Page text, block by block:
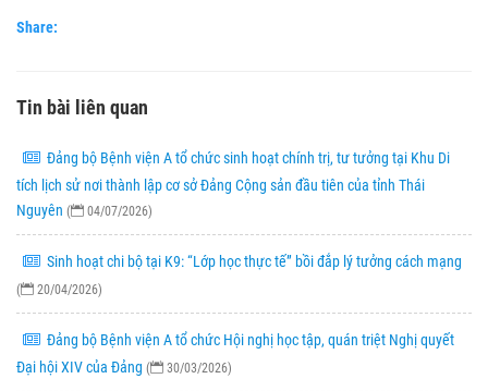
Share:
Tin bài liên quan
Đảng bộ Bệnh viện A tổ chức sinh hoạt chính trị, tư tưởng tại Khu Di
tích lịch sử nơi thành lập cơ sở Đảng Cộng sản đầu tiên của tỉnh Thái
Nguyên ( 04/07/2026)
Sinh hoạt chi bộ tại K9: “Lớp học thực tế” bồi đắp lý tưởng cách mạng
( 20/04/2026)
Đảng bộ Bệnh viện A tổ chức Hội nghị học tập, quán triệt Nghị quyết
Đại hội XIV của Đảng ( 30/03/2026)